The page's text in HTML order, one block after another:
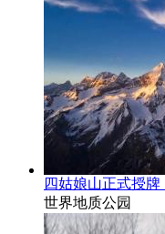
四姑娘山正式授牌
世界地质公园